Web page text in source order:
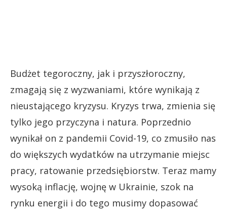
Budżet tegoroczny, jak i przyszłoroczny,
zmagają się z wyzwaniami, które wynikają z
nieustającego kryzysu. Kryzys trwa, zmienia się
tylko jego przyczyna i natura. Poprzednio
wynikał on z pandemii Covid-19, co zmusiło nas
do większych wydatków na utrzymanie miejsc
pracy, ratowanie przedsiębiorstw. Teraz mamy
wysoką inflację, wojnę w Ukrainie, szok na
rynku energii i do tego musimy dopasować